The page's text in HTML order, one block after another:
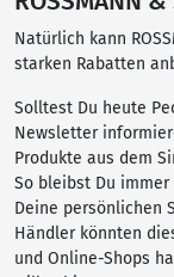
Natürlich kann
starken Rabatten
Solltest Du heute
Newsletter
Produkte aus dem
So bleibst Du
Deine persönlichen
Händler könnten
und Online-Shops